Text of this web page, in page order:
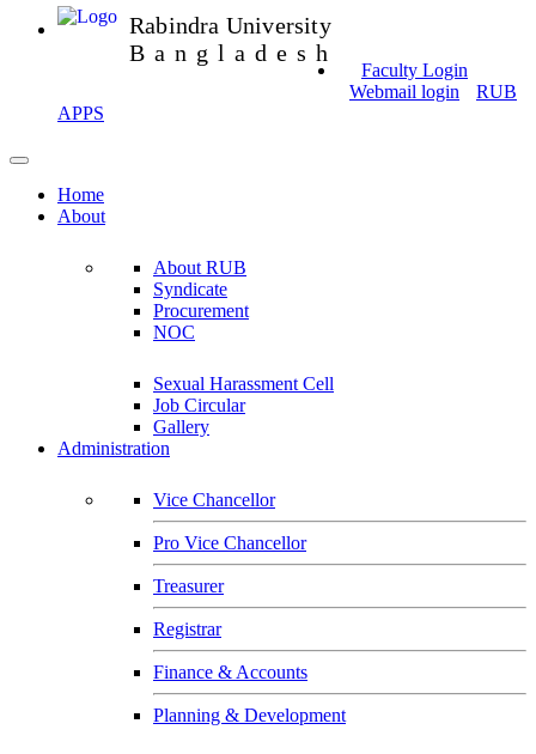
Rabindra University
Bangladesh
Faculty Login
Webmail login
RUB
APPS
Home
About
About RUB
Syndicate
Procurement
NOC
Sexual Harassment Cell
Job Circular
Gallery
Administration
Vice Chancellor
Pro Vice Chancellor
Treasurer
Registrar
Finance & Accounts
Planning & Development